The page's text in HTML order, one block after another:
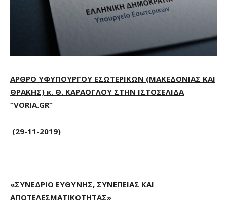
ΑΡΘΡΟ ΥΦΥΠΟΥΡΓΟΥ ΕΣΩΤΕΡΙΚΩΝ (ΜΑΚΕΔΟΝΙΑΣ ΚΑΙ
ΘΡΑΚΗΣ) κ. Θ. ΚΑΡΑΟΓΛΟΥ ΣΤΗΝ ΙΣΤΟΣΕΛΙΔΑ
“VORIA.GR“
(29-11-2019)
«ΣΥΝΕΔΡΙΟ ΕΥΘΥΝΗΣ, ΣΥΝΕΠΕΙΑΣ ΚΑΙ
ΑΠΟΤΕΛΕΣΜΑΤΙΚΟΤΗΤΑΣ»